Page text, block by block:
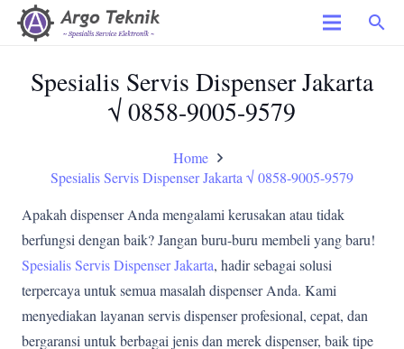
search
Spesialis Servis Dispenser Jakarta
√ 0858-9005-9579
Home
Spesialis Servis Dispenser Jakarta √ 0858-9005-9579
Apakah dispenser Anda mengalami kerusakan atau tidak
berfungsi dengan baik? Jangan buru-buru membeli yang baru!
Spesialis Servis Dispenser Jakarta, hadir sebagai solusi
terpercaya untuk semua masalah dispenser Anda. Kami
menyediakan layanan servis dispenser profesional, cepat, dan
bergaransi untuk berbagai jenis dan merek dispenser, baik tipe